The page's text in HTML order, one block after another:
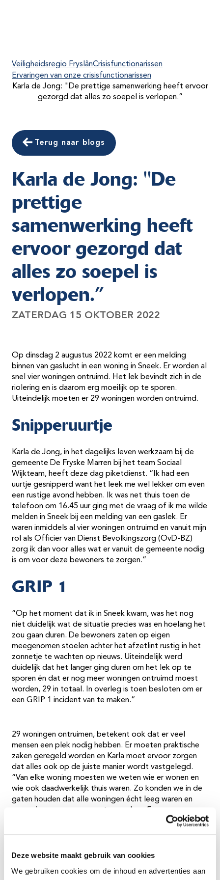
Deze website maakt gebruik van cookies
We gebruiken cookies om de inhoud en advertenties aan
Veiligheidsregio FryslânCrisisfunctionarissen
Ervaringen van onze crisisfunctionarissen
Karla de Jong: "De prettige samenwerking heeft ervoor
gezorgd dat alles zo soepel is verlopen.”
Terug naar blogs
Karla de Jong: "De
prettige
samenwerking heeft
ervoor gezorgd dat
alles zo soepel is
verlopen.”
ZATERDAG 15 OKTOBER 2022
Op dinsdag 2 augustus 2022 komt er een melding
binnen van gaslucht in een woning in Sneek. Er worden al
snel vier woningen ontruimd. Het lek bevindt zich in de
riolering en is daarom erg moeilijk op te sporen.
Uiteindelijk moeten er 29 woningen worden ontruimd.
Snipperuurtje
Karla de Jong, in het dagelijks leven werkzaam bij de
gemeente De Fryske Marren bij het team Sociaal
Wijkteam, heeft deze dag piketdienst. “Ik had een
uurtje gesnipperd want het leek me wel lekker om even
een rustige avond hebben. Ik was net thuis toen de
telefoon om 16.45 uur ging met de vraag of ik me wilde
melden in Sneek bij een melding van een gaslek. Er
waren inmiddels al vier woningen ontruimd en vanuit mijn
rol als Officier van Dienst Bevolkingszorg (OvD-BZ)
zorg ik dan voor alles wat er vanuit de gemeente nodig
is om voor deze bewoners te zorgen.”
GRIP 1
“Op het moment dat ik in Sneek kwam, was het nog
niet duidelijk wat de situatie precies was en hoelang het
zou gaan duren. De bewoners zaten op eigen
meegenomen stoelen achter het afzetlint rustig in het
zonnetje te wachten op nieuws. Uiteindelijk werd
duidelijk dat het langer ging duren om het lek op te
sporen én dat er nog meer woningen ontruimd moest
worden, 29 in totaal. In overleg is toen besloten om er
een GRIP 1 incident van te maken.”
29 woningen ontruimen, betekent ook dat er veel
mensen een plek nodig hebben. Er moeten praktische
zaken geregeld worden en Karla moet ervoor zorgen
dat alles ook op de juiste manier wordt vastgelegd.
“Van elke woning moesten we weten wie er wonen en
wie ook daadwerkelijk thuis waren. Zo konden we in de
gaten houden dat alle woningen écht leeg waren en
voor wie we opvang moesten zoeken. Er waren nog
mensen aan het werk en er waren ook mensen op
Opvang regelen